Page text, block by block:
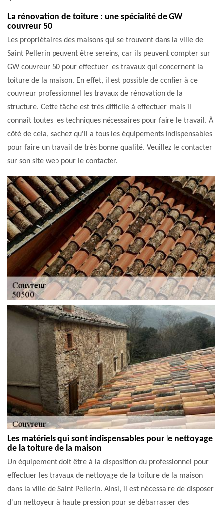
La rénovation de toiture : une spécialité de GW
couvreur 50
Les propriétaires des maisons qui se trouvent dans la ville de
Saint Pellerin peuvent être sereins, car ils peuvent compter sur
GW couvreur 50 pour effectuer les travaux qui concernent la
toiture de la maison. En effet, il est possible de confier à ce
couvreur professionnel les travaux de rénovation de la
structure. Cette tâche est très difficile à effectuer, mais il
connaît toutes les techniques nécessaires pour faire le travail. À
côté de cela, sachez qu'il a tous les équipements indispensables
pour faire un travail de très bonne qualité. Veuillez le contacter
sur son site web pour le contacter.
Les matériels qui sont indispensables pour le nettoyage
de la toiture de la maison
Un équipement doit être à la disposition du professionnel pour
effectuer les travaux de nettoyage de la toiture de la maison
dans la ville de Saint Pellerin. Ainsi, il est nécessaire de disposer
d'un nettoyeur à haute pression pour se débarrasser des